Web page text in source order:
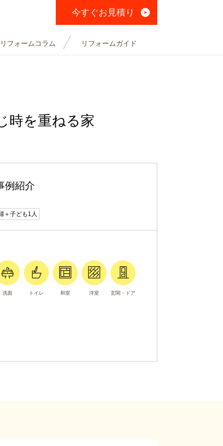
今すぐお見積り
リフォームコラム リフォームガイド
時を重ねる家
例紹介
＋子ども1人
洗面 トイレ 和室 洋室 玄関・ドア